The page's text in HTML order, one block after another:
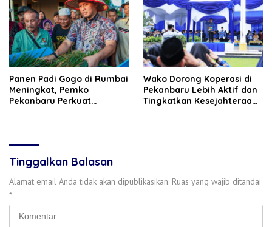
Panen Padi Gogo di Rumbai
Meningkat, Pemko
Pekanbaru Perkuat
Wako Dorong Koperasi di
Pekanbaru Lebih Aktif dan
Tingkatkan Kesejahteraan
Tinggalkan Balasan
Alamat email Anda tidak akan dipublikasikan. Ruas yang wajib ditandai
*